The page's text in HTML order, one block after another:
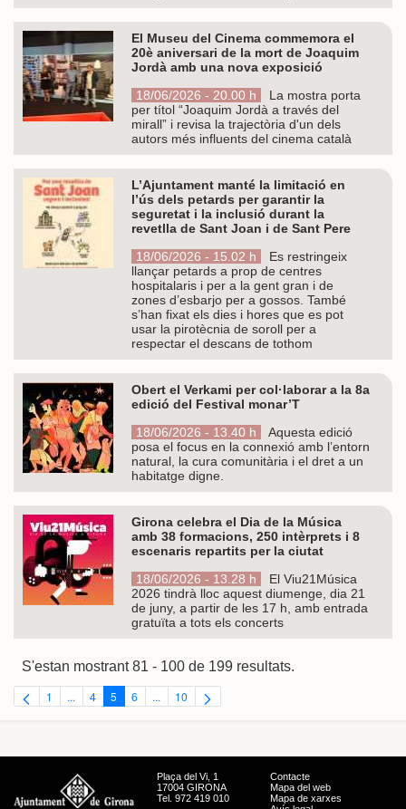
El Museu del Cinema commemora el
20è aniversari de la mort de Joaquim
Jordà amb una nova exposició
18/06/2026 - 20.00 h
La mostra porta
per títol “Joaquim Jordà a través del
mirall” i revisa la trajectòria d'un dels
autors més influents del cinema català
L’Ajuntament manté la limitació en
l’ús dels petards per garantir la
seguretat i la inclusió durant la
revetlla de Sant Joan i de Sant Pere
18/06/2026 - 15.02 h
Es restringeix
llançar petards a prop de centres
hospitalaris i per a la gent gran i de
zones d’esbarjo per a gossos. També
s’han fixat els dies i hores que es pot
usar la pirotècnia de soroll per a
respectar el descans de tothom
Obert el Verkami per col·laborar a la 8a
edició del Festival monar’T
18/06/2026 - 13.40 h
Aquesta edició
posa el focus en la connexió amb l’entorn
natural, la cura comunitària i el dret a un
habitatge digne.
Girona celebra el Dia de la Música
amb 38 formacions, 250 intèrprets i 8
escenaris repartits per la ciutat
18/06/2026 - 13.28 h
El Viu21Música
2026 tindrà lloc aquest diumenge, dia 21
de juny, a partir de les 17 h, amb entrada
gratuïta a tots els concerts
S'estan mostrant 81 - 100 de 199 resultats.
Pàgina
1 ...Pàgines intermèdies Utilitzeu TAB per navegar.
Pàgina
4 Pàgina
5 Pàgina
6 ...Pàgines intermèdies Utilitzeu TAB per navegar.
Pàgina
10
Plaça del Vi, 1
17004 GIRONA
Tel. 972 419 010
Contacte
Mapa del web
Mapa de xarxes